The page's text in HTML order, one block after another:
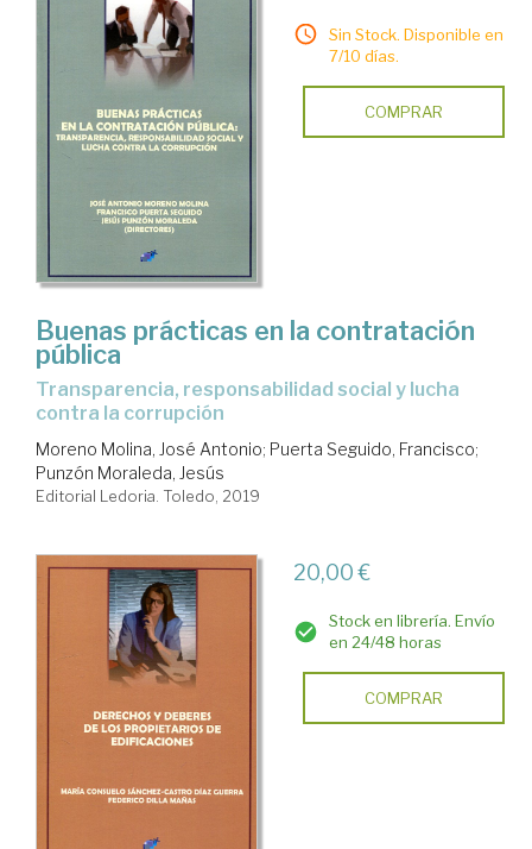
Sin Stock. Disponible en
7/10 días.
COMPRAR
Buenas prácticas en la contratación
pública
transparencia, responsabilidad social y lucha
contra la corrupción
Moreno Molina, José Antonio; Puerta Seguido, Francisco;
Punzón Moraleda, Jesús
Editorial Ledoria. Toledo, 2019
20,00 €
Stock en librería. Envío
en 24/48 horas
COMPRAR